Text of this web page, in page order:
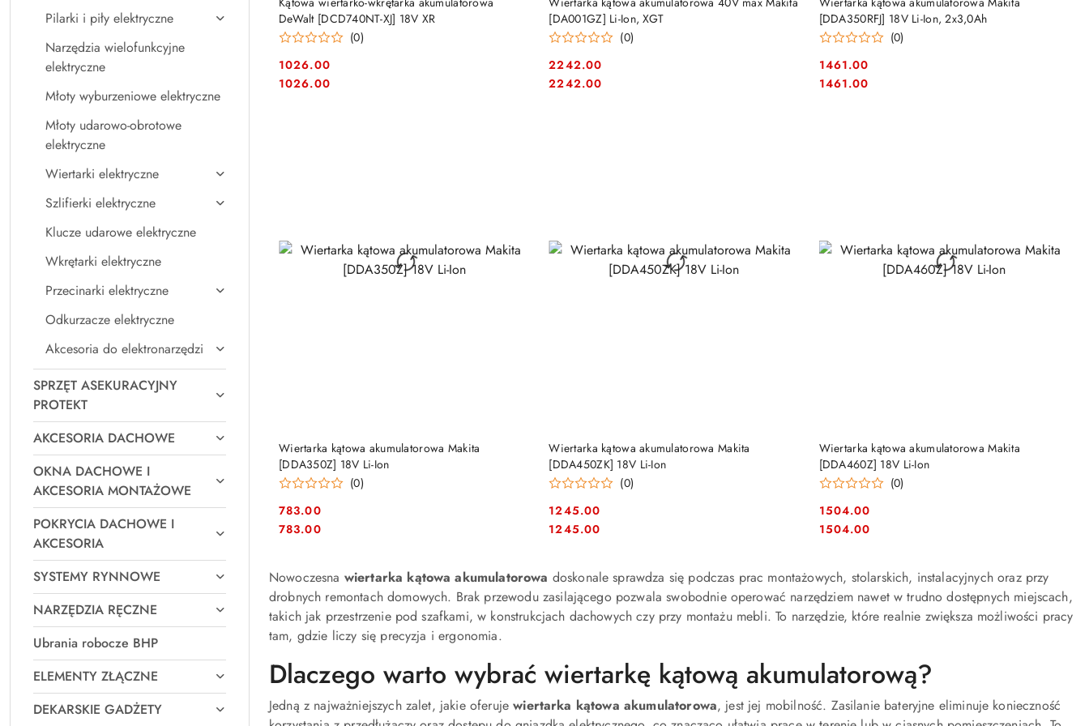
Pilarki i piły elektryczne
Narzędzia wielofunkcyjne
elektryczne
Młoty wyburzeniowe elektryczne
Młoty udarowo-obrotowe
elektryczne
Wiertarki elektryczne
Szlifierki elektryczne
Klucze udarowe elektryczne
Wkrętarki elektryczne
Przecinarki elektryczne
Odkurzacze elektryczne
Akcesoria do elektronarzędzi
SPRZĘT ASEKURACYJNY
PROTEKT
AKCESORIA DACHOWE
OKNA DACHOWE I
AKCESORIA MONTAŻOWE
POKRYCIA DACHOWE I
AKCESORIA
SYSTEMY RYNNOWE
NARZĘDZIA RĘCZNE
Ubrania robocze BHP
ELEMENTY ZŁĄCZNE
DEKARSKIE GADŻETY
DeWalt [DCD740NT-XJ] 18V XR
(0)
Cena:
1026.00
Cena:
1026.00
[DA001GZ] Li-Ion, XGT
(0)
Cena:
2242.00
Cena:
2242.00
[DDA350RFJ] 18V Li-Ion, 2x3,0Ah
(0)
Cena:
1461.00
Cena:
1461.00
Wiertarka kątowa akumulatorowa Makita
[DDA350Z] 18V Li-Ion
(0)
Cena:
783.00
Cena:
783.00
PRODUKT NIEDOSTĘPNY
Wiertarka kątowa akumulatorowa Makita
[DDA450ZK] 18V Li-Ion
(0)
Cena:
1245.00
Cena:
1245.00
PRODUKT NIEDOSTĘPNY
Wiertarka kątowa akumulatorowa Makita
[DDA460Z] 18V Li-Ion
(0)
Cena:
1504.00
Cena:
1504.00
PRODUKT NIEDOSTĘPNY
Nowoczesna wiertarka kątowa akumulatorowa doskonale sprawdza się podczas prac montażowych, stolarskich, instalacyjnych oraz przy
drobnych remontach domowych. Brak przewodu zasilającego pozwala swobodnie operować narzędziem nawet w trudno dostępnych miejscach,
takich jak przestrzenie pod szafkami, w konstrukcjach dachowych czy przy montażu mebli. To narzędzie, które realnie zwiększa możliwości pracy
tam, gdzie liczy się precyzja i ergonomia.
Dlaczego warto wybrać wiertarkę kątową akumulatorową?
Jedną z najważniejszych zalet, jakie oferujewiertarka kątowa akumulatorowa, jest jej mobilność. Zasilanie bateryjne eliminuje konieczność